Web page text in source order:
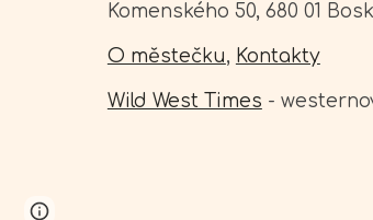
Komenského 50, 680 01
O městečku, Kontakty
Wild West Times -